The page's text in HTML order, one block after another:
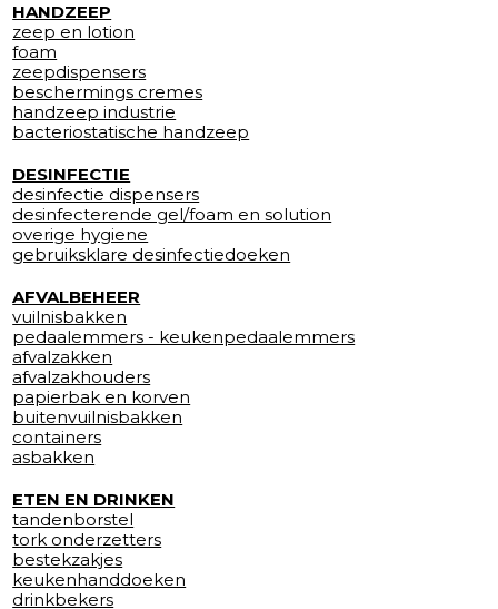
HANDZEEP
zeep en lotion
foam
zeepdispensers
beschermings cremes
handzeep industrie
bacteriostatische handzeep
DESINFECTIE
desinfectie dispensers
desinfecterende gel/foam en solution
overige hygiene
gebruiksklare desinfectiedoeken
AFVALBEHEER
vuilnisbakken
pedaalemmers - keukenpedaalemmers
afvalzakken
afvalzakhouders
papierbak en korven
buitenvuilnisbakken
containers
asbakken
ETEN EN DRINKEN
tandenborstel
tork onderzetters
bestekzakjes
keukenhanddoeken
drinkbekers